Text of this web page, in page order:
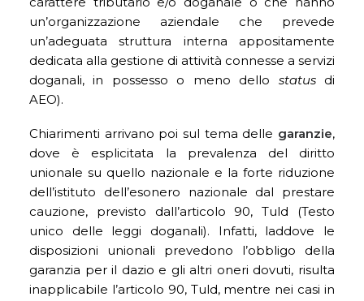
un’organizzazione aziendale che prevede
un’adeguata struttura interna appositamente
dedicata alla gestione di attività connesse a servizi
doganali, in possesso o meno dello statusdi
AEO).
Chiarimenti arrivano poi sul tema delle garanzie,
dove è esplicitata la prevalenza del diritto
unionale su quello nazionale e la forte riduzione
dell’istituto dell’esonero nazionale dal prestare
cauzione, previsto dall’articolo 90, Tuld (Testo
unico delle leggi doganali). Infatti, laddove le
disposizioni unionali prevedono l’obbligo della
garanzia per il dazio e gli altri oneri dovuti, risulta
inapplicabile l’articolo 90, Tuld, mentre nei casi in